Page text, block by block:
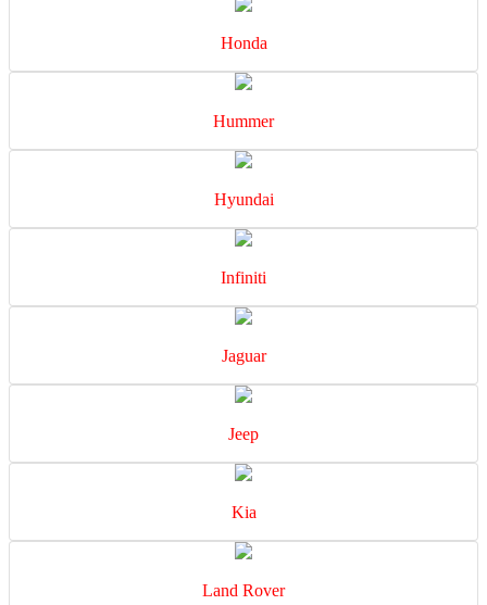
Honda
Hummer
Hyundai
Infiniti
Jaguar
Jeep
Kia
Land Rover